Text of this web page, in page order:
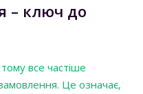
– ключ до
все частіше
Це означає,